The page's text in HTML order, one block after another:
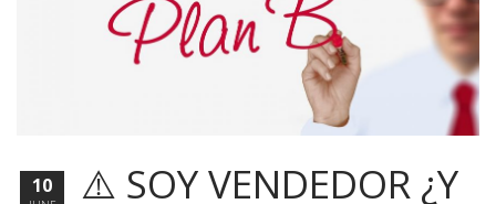
⚠️ SOY VENDEDOR ¿Y
10